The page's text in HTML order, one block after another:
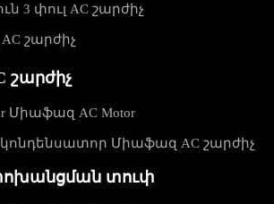
3 փուլ AC շարժիչ
շարժիչ
շարժիչ
Միաֆազ AC Motor
կոնդենսատոր Միաֆազ AC շարժիչ
տուփ